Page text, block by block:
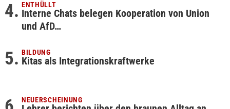
ENTHÜLLT
Interne Chats belegen Kooperation von Union
und AfD…
BILDUNG
Kitas als Integrationskraftwerke
NEUERSCHEINUNG